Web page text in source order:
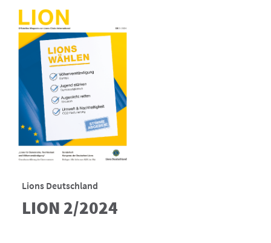
Lions Deutschland
LION 2/2024